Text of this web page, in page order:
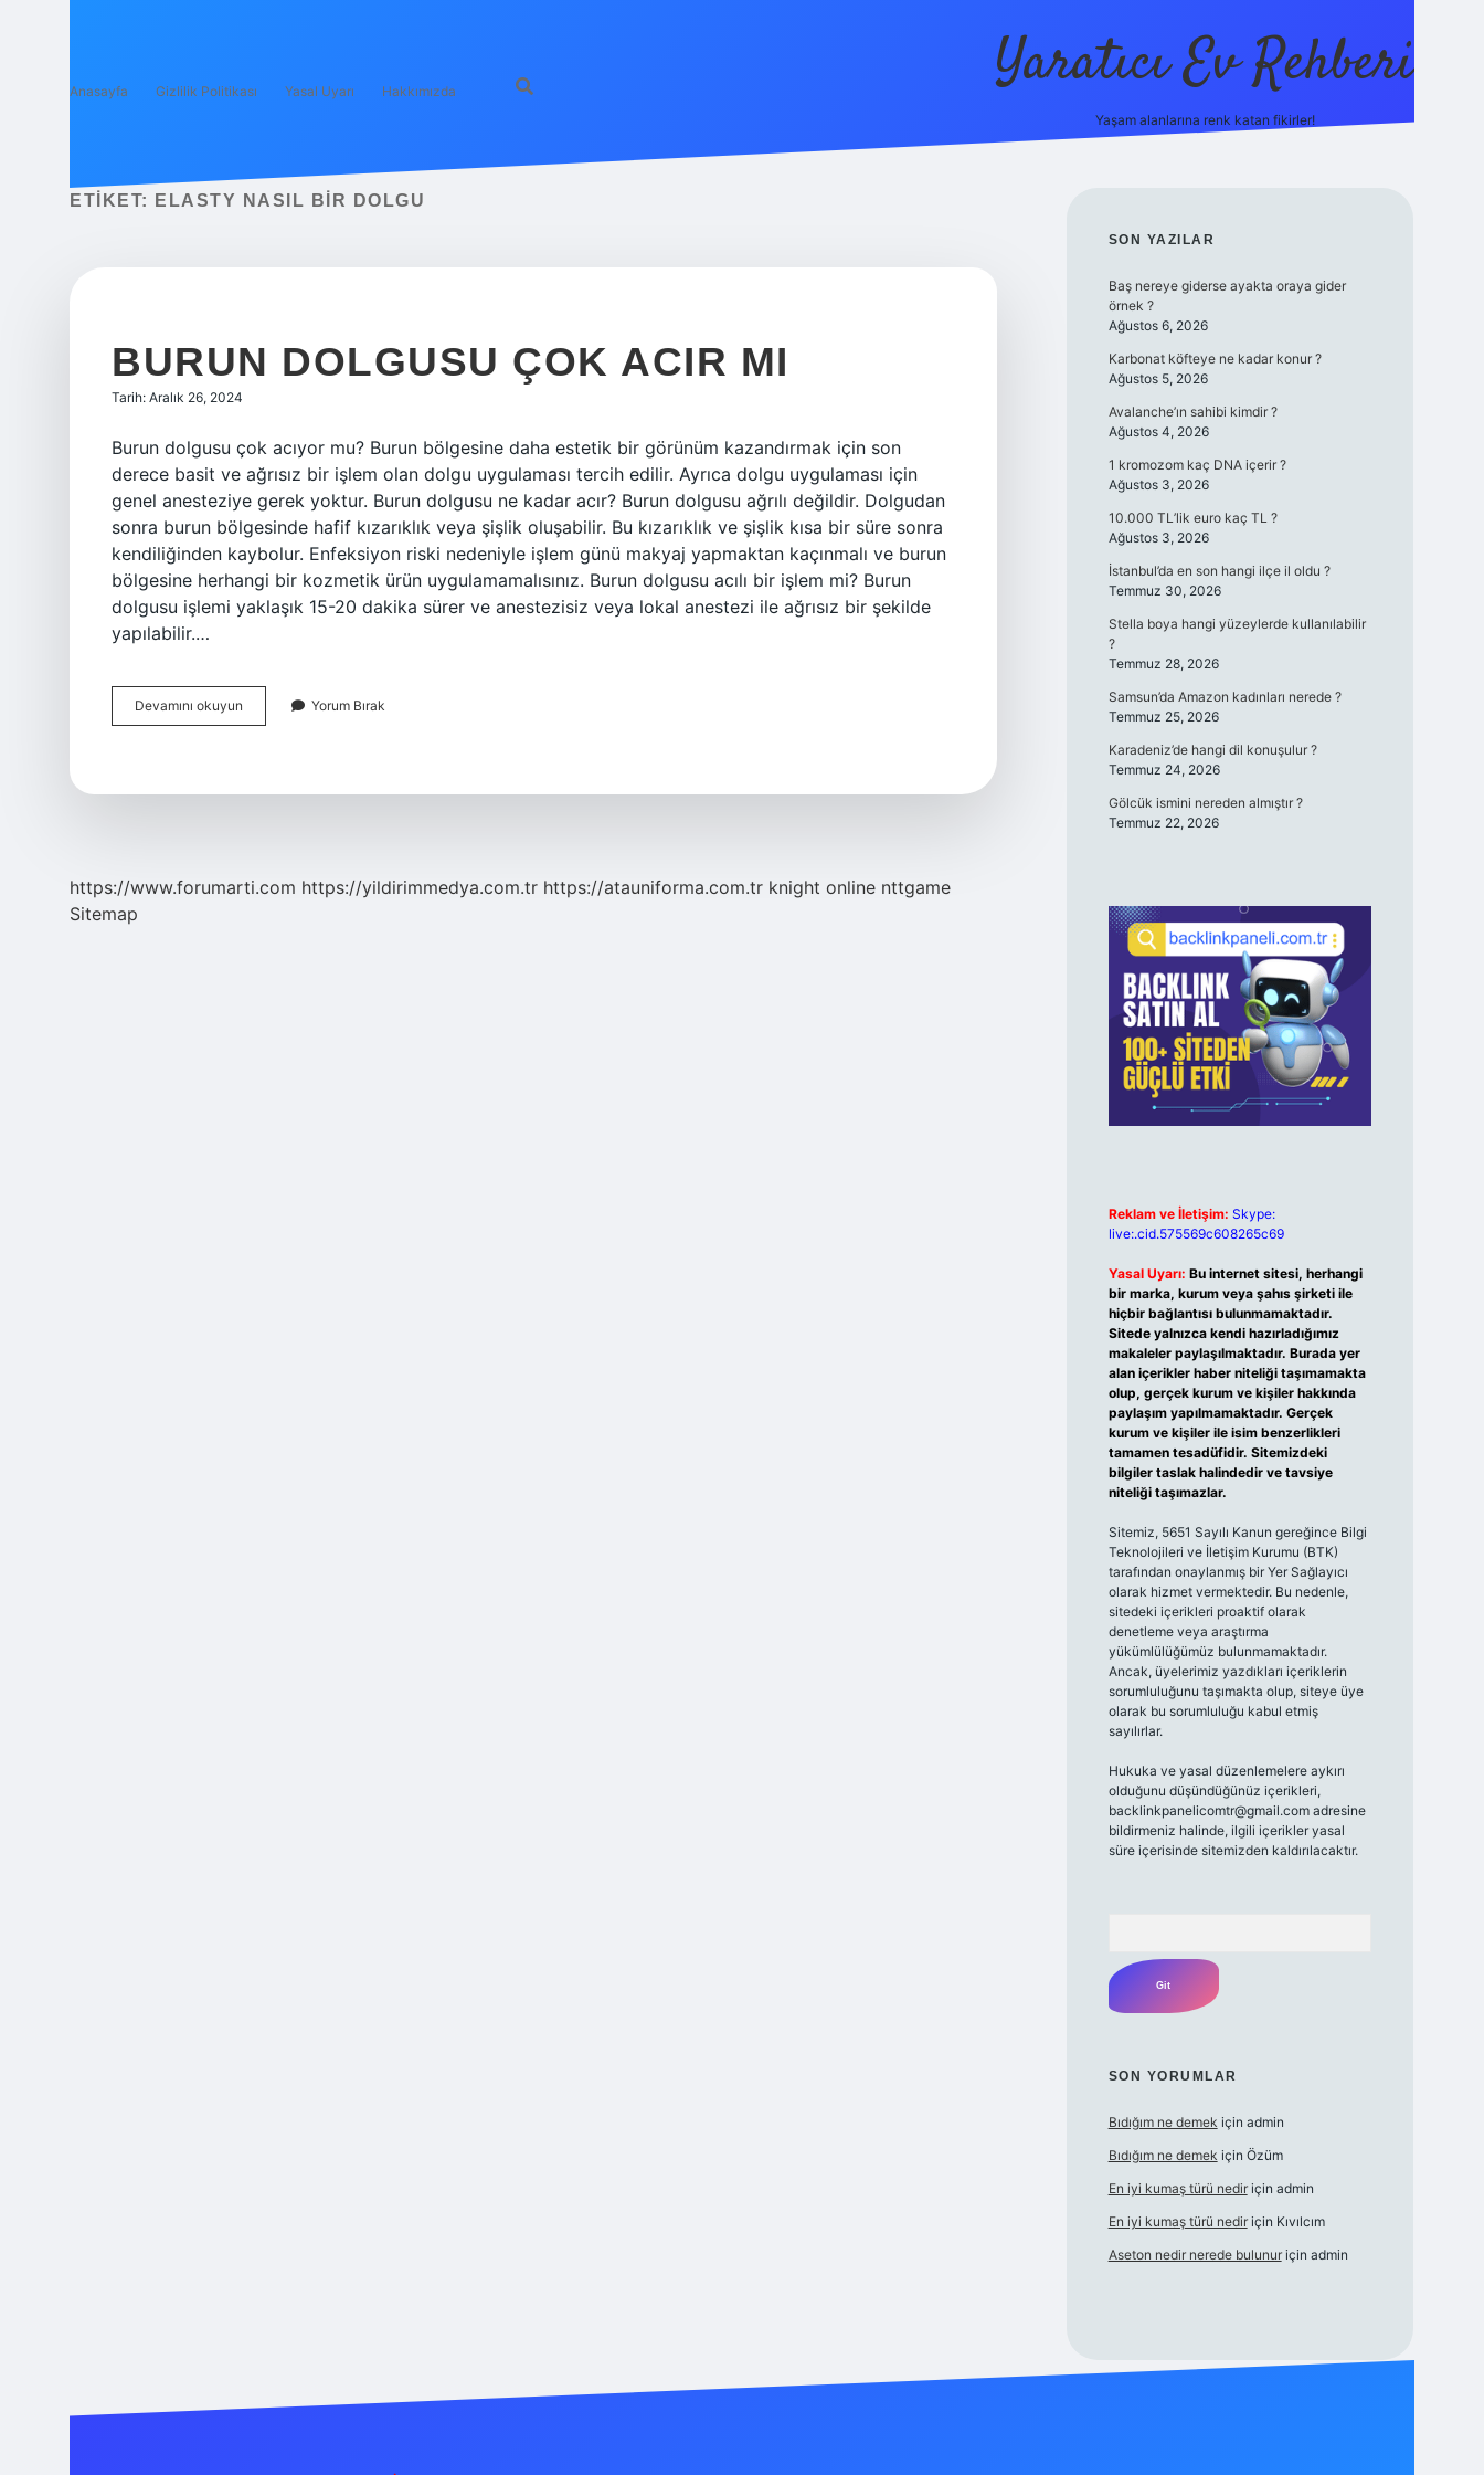
Anasayfa Gizlilik Politikası Yasal Uyarı Hakkımızda Yaratıcı Ev Rehberi
Yaşam alanlarına renk katan fikirler!
ETIKET: ELASTY NASIL BIR DOLGU
BURUN DOLGUSU ÇOK ACIR MI
Tarih: Aralık 26, 2024
Burun dolgusu çok acıyor mu? Burun bölgesine daha estetik bir görünüm kazandırmak için son
derece basit ve ağrısız bir işlem olan dolgu uygulaması tercih edilir. Ayrıca dolgu uygulaması için
genel anesteziye gerek yoktur. Burun dolgusu ne kadar acır? Burun dolgusu ağrılı değildir. Dolgudan
sonra burun bölgesinde hafif kızarıklık veya şişlik oluşabilir. Bu kızarıklık ve şişlik kısa bir süre sonra
kendiliğinden kaybolur. Enfeksiyon riski nedeniyle işlem günü makyaj yapmaktan kaçınmalı ve burun
bölgesine herhangi bir kozmetik ürün uygulamamalısınız. Burun dolgusu acılı bir işlem mi? Burun
dolgusu işlemi yaklaşık 15-20 dakika sürer ve anestezisiz veya lokal anestezi ile ağrısız bir şekilde
yapılabilir.…
Devamını okuyun
Dolgusu
Yorum Bırak
https://www.forumarti.com https://yildirimmedya.com.tr https://atauniforma.com.tr knight online nttgame
Sitemap
SIDEBAR
SON YAZILAR
Baş nereye giderse ayakta oraya gider
örnek ?
Ağustos 6, 2026
Karbonat köfteye ne kadar konur ?
Ağustos 5, 2026
Avalanche’ın sahibi kimdir ?
Ağustos 4, 2026
1 kromozom kaç DNA içerir ?
Ağustos 3, 2026
10.000 TL’lik euro kaç TL ?
Ağustos 3, 2026
İstanbul’da en son hangi ilçe il oldu ?
Temmuz 30, 2026
Stella boya hangi yüzeylerde kullanılabilir
?
Temmuz 28, 2026
Samsun’da Amazon kadınları nerede ?
Temmuz 25, 2026
Karadeniz’de hangi dil konuşulur ?
Temmuz 24, 2026
Gölcük ismini nereden almıştır ?
Temmuz 22, 2026
Reklam ve İletişim: Skype:
live:.cid.575569c608265c69
Yasal Uyarı: Bu internet sitesi, herhangi
bir marka, kurum veya şahıs şirketi ile
hiçbir bağlantısı bulunmamaktadır.
Sitede yalnızca kendi hazırladığımız
makaleler paylaşılmaktadır. Burada yer
alan içerikler haber niteliği taşımamakta
olup, gerçek kurum ve kişiler hakkında
paylaşım yapılmamaktadır. Gerçek
kurum ve kişiler ile isim benzerlikleri
tamamen tesadüfidir. Sitemizdeki
bilgiler taslak halindedir ve tavsiye
niteliği taşımazlar.
Sitemiz, 5651 Sayılı Kanun gereğince Bilgi
Teknolojileri ve İletişim Kurumu (BTK)
tarafından onaylanmış bir Yer Sağlayıcı
olarak hizmet vermektedir. Bu nedenle,
sitedeki içerikleri proaktif olarak
denetleme veya araştırma
yükümlülüğümüz bulunmamaktadır.
Ancak, üyelerimiz yazdıkları içeriklerin
sorumluluğunu taşımakta olup, siteye üye
olarak bu sorumluluğu kabul etmiş
sayılırlar.
Hukuka ve yasal düzenlemelere aykırı
olduğunu düşündüğünüz içerikleri,
backlinkpanelicomtr@gmail.comadresine
bildirmeniz halinde, ilgili içerikler yasal
süre içerisinde sitemizden kaldırılacaktır.
SON YORUMLAR
Bıdığım ne demek için admin
Bıdığım ne demek için Özüm
En iyi kumaş türü nediriçin admin
En iyi kumaş türü nediriçin Kıvılcım
Aseton nedir nerede bulunuriçin admin